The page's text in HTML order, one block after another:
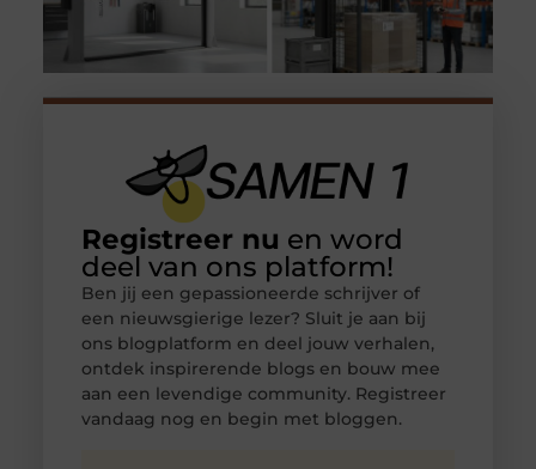
Registreer nu en word
deel van ons platform!
Ben jij een gepassioneerde schrijver of
een nieuwsgierige lezer? Sluit je aan bij
ons blogplatform en deel jouw verhalen,
ontdek inspirerende blogs en bouw mee
aan een levendige community. Registreer
vandaag nog en begin met bloggen.